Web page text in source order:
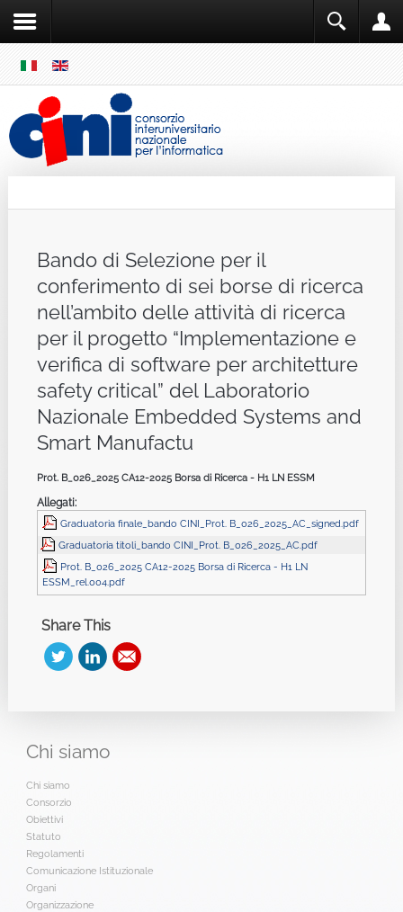
MENU
Bando di Selezione per il
conferimento di sei borse di ricerca
nell’ambito delle attività di ricerca
per il progetto “Implementazione e
verifica di software per architetture
safety critical” del Laboratorio
Nazionale Embedded Systems and
Smart Manufactu
Prot. B_026_2025 CA12-2025 Borsa di Ricerca - H1 LN ESSM
Allegati:
Graduatoria finale_bando CINI_Prot. B_026_2025_AC_signed.pdf
Graduatoria titoli_bando CINI_Prot. B_026_2025_AC.pdf
Prot. B_026_2025 CA12-2025 Borsa di Ricerca - H1 LN
ESSM_rel.004.pdf
Share This
Chi siamo
Chi siamo
Consorzio
Obiettivi
Statuto
Regolamenti
Comunicazione Istituzionale
Organi
Organizzazione